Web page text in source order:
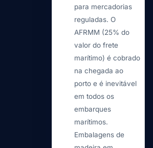
para mercadorias
reguladas. O
AFRMM (25% do
valor do frete
marítimo) é cobrado
na chegada ao
porto e é inevitável
em todos os
embarques
marítimos.
Embalagens de